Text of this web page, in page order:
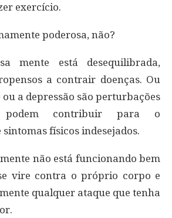
exercício.
poderosa, não?
mente está desequilibrada,
a contrair doenças. Ou
ou a depressão são perturbações
podem contribuir para o
físicos indesejados.
não está funcionando bem
vire contra o próprio corpo e
qualquer ataque que tenha